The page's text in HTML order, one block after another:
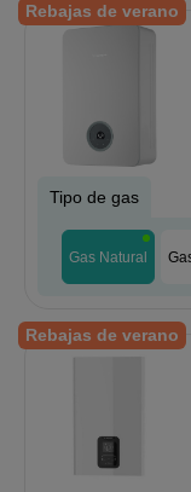
Rebajas de verano
Tipo de gas
Gas Natural
Rebajas de verano